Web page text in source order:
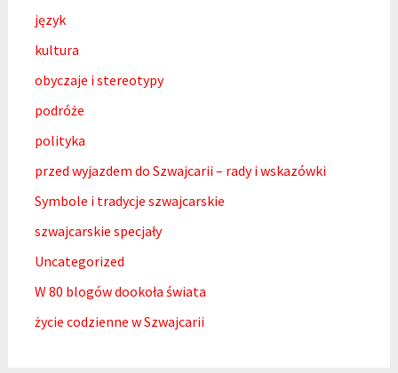
język
kultura
obyczaje i stereotypy
podróże
polityka
przed wyjazdem do Szwajcarii – rady i wskazówki
Symbole i tradycje szwajcarskie
szwajcarskie specjały
Uncategorized
W 80 blogów dookoła świata
życie codzienne w Szwajcarii